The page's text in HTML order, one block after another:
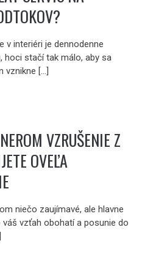
v interiéri je dennodenne
hoci stačí tak málo, aby sa
vznikne […]
VZRUŠENIE Z
OVEĽA
niečo zaujímavé, ale hlavne
vzťah obohatí a posunie do